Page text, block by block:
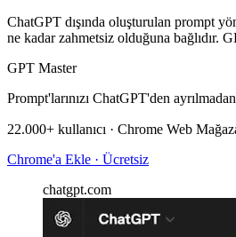
ChatGPT dışında oluşturulan prompt
ne kadar zahmetsiz olduğuna bağlıdır.
GPT Master
Prompt'larınızı ChatGPT'den
22.000+ kullanıcı · Chrome Web
Chrome'a Ekle · Ücretsiz
chatgpt.com